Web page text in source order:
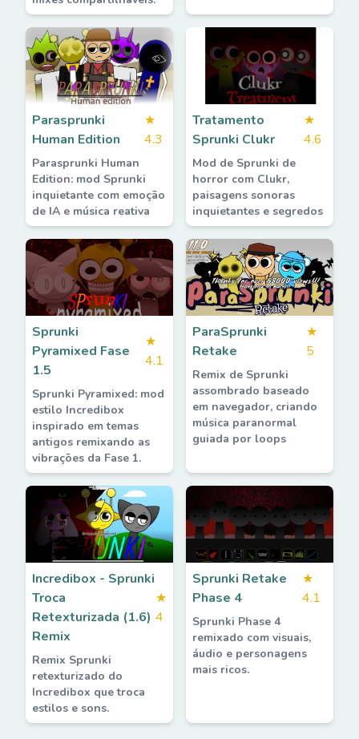
Parasprunki
Human Edition
★
4.3
Parasprunki Human
Edition: mod Sprunki
inquietante com emoção
de IA e música reativa
Tratamento
Sprunki Clukr
★
4.6
Mod de Sprunki de
horror com Clukr,
paisagens sonoras
inquietantes e segredos
Sprunki
Pyramixed Fase
1.5
★
4.1
Sprunki Pyramixed: mod
estilo Incredibox
inspirado em temas
antigos remixando as
vibrações da Fase 1.
ParaSprunki
Retake
★
5
Remix de Sprunki
assombrado baseado
em navegador, criando
música paranormal
guiada por loops
Incredibox - Sprunki
Troca
Retexturizada (1.6)
Remix
★
4
Remix Sprunki
retexturizado do
Incredibox que troca
estilos e sons.
Sprunki Retake
Phase 4
★
4.1
Sprunki Phase 4
remixado com visuais,
áudio e personagens
mais ricos.